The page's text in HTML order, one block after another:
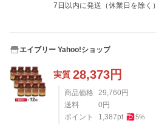
7日以内に発送（休業日を除く）
エイブリー Yahoo!ショップ
実質 28,373円
商品価格 29,760円
送料
0円
ポイント
1,387pt 5%